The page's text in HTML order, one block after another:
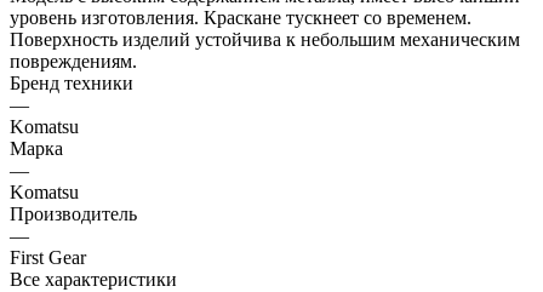
уровень изготовления. Краскане тускнеет со временем.
Поверхность изделий устойчива к небольшим механическим
повреждениям.
Бренд техники
—
Komatsu
Марка
—
Komatsu
Производитель
—
First Gear
Все характеристики